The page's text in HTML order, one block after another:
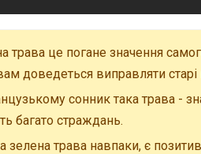
трава це погане значення
доведеться виправляти
сонник така трава -
багато страждань.
зелена трава навпаки, є